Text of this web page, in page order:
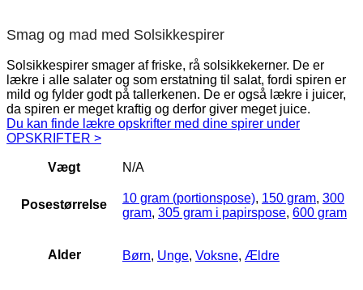
Smag og mad med Solsikkespirer
Solsikkespirer smager af friske, rå solsikkekerner. De er
lækre i alle salater og som erstatning til salat, fordi spiren er
mild og fylder godt på tallerkenen. De er også lækre i juicer,
da spiren er meget kraftig og derfor giver meget juice.
Du kan finde lækre opskrifter med dine spirer under
OPSKRIFTER >
Vægt N/A
Posestørrelse 10 gram (portionspose), 150 gram, 300
gram, 305 gram i papirspose, 600 gram
Alder Børn, Unge, Voksne, Ældre